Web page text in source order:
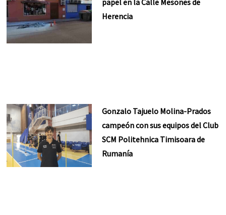
Herencia
Gonzalo Tajuelo Molina-Prados
campeón con sus equipos del Club
SCM Politehnica Timisoara de
Rumanía